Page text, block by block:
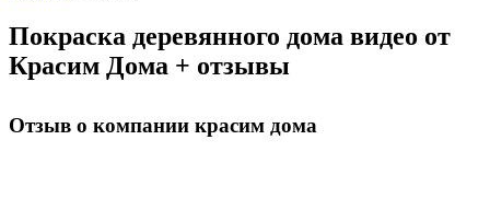
Покраска деревянного дома видео от
Красим Дома + отзывы
Отзыв о компании красим дома